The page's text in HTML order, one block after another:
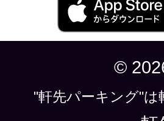
©
"軒先パーキング"は